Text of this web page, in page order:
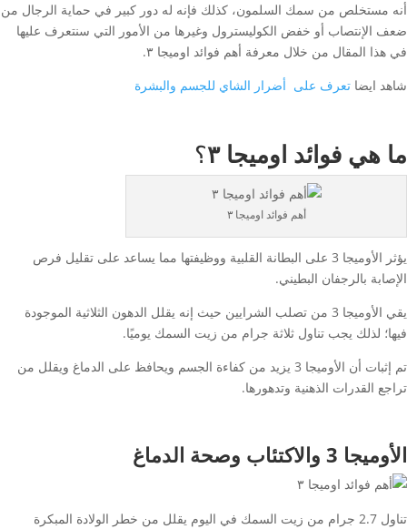
أنه مستخلص من سمك السلمون، كذلك فإنه له دور كبير في حماية الرجال من
ضعف الإنتصاب أو خفض الكوليسترول وغيرها من الأمور التي سنتعرف عليها
في هذا المقال من خلال معرفة أهم فوائد اوميجا ٣.
شاهد ايضا تعرف على أضرار الشاي للجسم والبشرة
ما هي فوائد اوميجا ٣ ؟
أهم فوائد اوميجا ٣
يؤثر الأوميجا 3 على البطانة القلبية ووظيفتها مما يساعد على تقليل فرص
الإصابة بالرجفان البطيني.
يقي الأوميجا 3 من تصلب الشرايين حيث إنه يقلل الدهون الثلاثية الموجودة
فيها؛ لذلك يجب تناول ثلاثة جرام من زيت السمك يوميًا.
تم إثبات أن الأوميجا 3 يزيد من كفاءة الجسم ويحافظ على الدماغ ويقلل من
تراجع القدرات الذهنية وتدهورها.
الأوميجا 3 والاكتئاب وصحة الدماغ
تناول 2.7 جرام من زيت السمك في اليوم يقلل من خطر الولادة المبكرة